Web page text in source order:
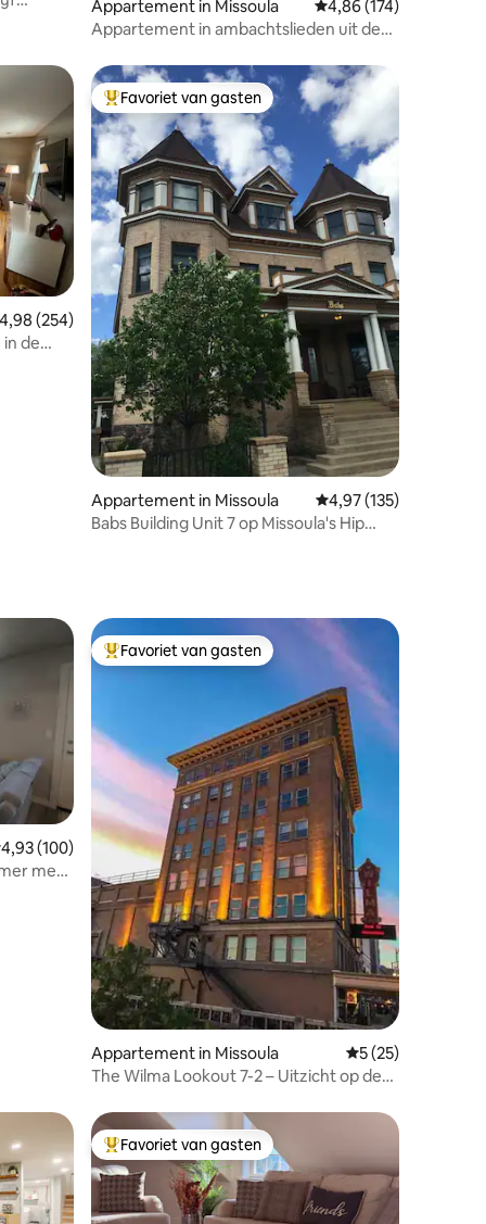
Appartement in Missoula Gemiddelde
4,86 (174)
Appartement in ambachtslieden uit de
beoordeling van 4,98 uit 5, 254 recensies
4,98 (254)
de
Topfavoriet van gasten
Favoriet van gasten
Appartement in Missoula Gemiddelde
4,97 (135)
Babs Building Unit 7 op Missoula's Hip
beoordeling van 4,93 uit 5, 100 recensies
4,93 (100)
met
Topfavoriet van gasten
Favoriet van gasten
Appartement in Missoula Gemiddelde
5 (25)
The Wilma Lookout 7-2 – Uitzicht op de
Topfavoriet van gasten
Favoriet van gasten